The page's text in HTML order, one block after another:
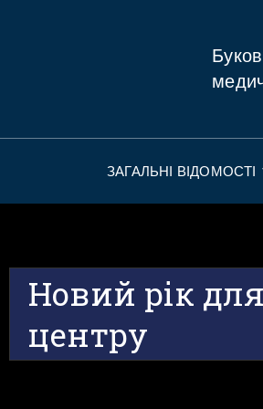
ЗАГАЛЬНІ ВІДОМОСТІ
Новий рік для
центру